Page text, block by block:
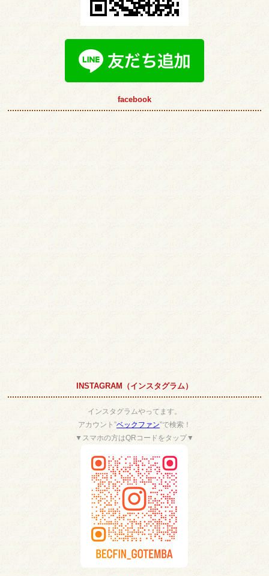
facebook
INSTAGRAM（インスタグラム）
インスタグラムやってます。
アカウント”ベックファン”で検索！
▼スマホの方はQRコードをタップ▼